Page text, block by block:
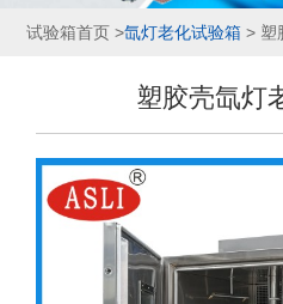
试验箱首页>氙灯老化试验箱> 塑
塑胶壳氙灯